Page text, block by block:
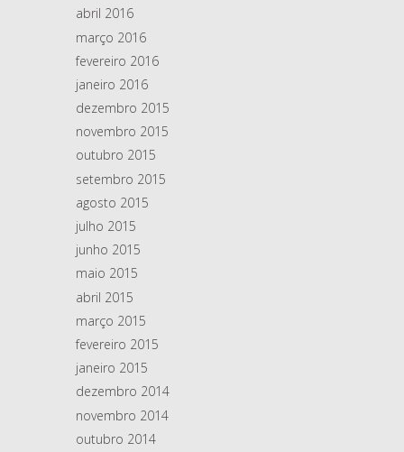
abril 2016
março 2016
fevereiro 2016
janeiro 2016
dezembro 2015
novembro 2015
outubro 2015
setembro 2015
agosto 2015
julho 2015
junho 2015
maio 2015
abril 2015
março 2015
fevereiro 2015
janeiro 2015
dezembro 2014
novembro 2014
outubro 2014